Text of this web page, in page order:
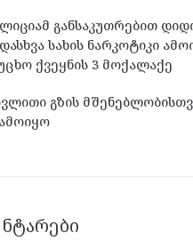
განსაკუთრებით
სახის ნარკოტიკი
ქვეყნის 3 მოქალაქე
გზის